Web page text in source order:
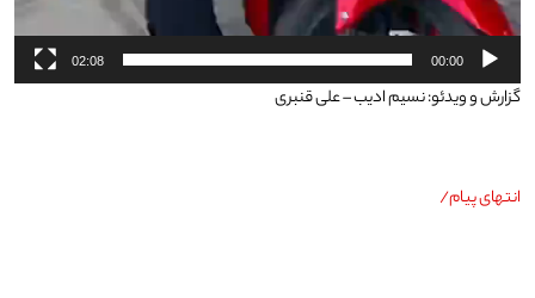
00:00
02:08
گزارش و ویدئو: نسیم ادیب – علی قنبری
انتهای پیام/